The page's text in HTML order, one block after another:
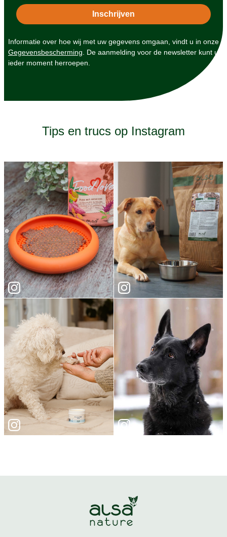
Informatie over hoe wij met uw gegevens omgaan, vindt u in onze
Gegevensbescherming . De aanmelding voor de newsletter kunt u
ieder moment herroepen.
Tips en trucs op Instagram